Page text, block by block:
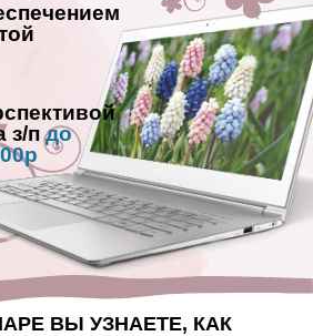
з/пдо
ВЫ УЗНАЕТЕ, КАК